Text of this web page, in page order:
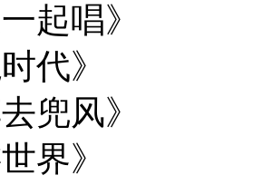
起唱》
代》
兜风》
界》